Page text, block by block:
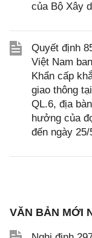
của Bộ Xây
Quyết định
Việt Nam
Khẩn cấp
giao thông
QL.6, địa
hưởng của
đến ngày 25/
VĂN BẢN MỚI